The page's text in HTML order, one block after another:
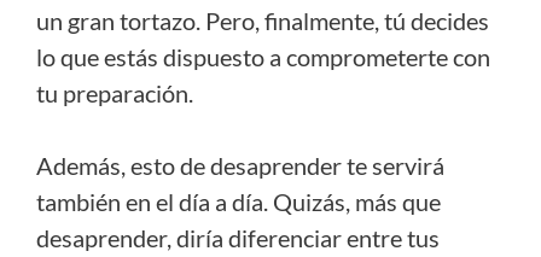
un gran tortazo. Pero, finalmente, tú decides
lo que estás dispuesto a comprometerte con
tu preparación.
Además, esto de desaprender te servirá
también en el día a día. Quizás, más que
desaprender, diría diferenciar entre tus